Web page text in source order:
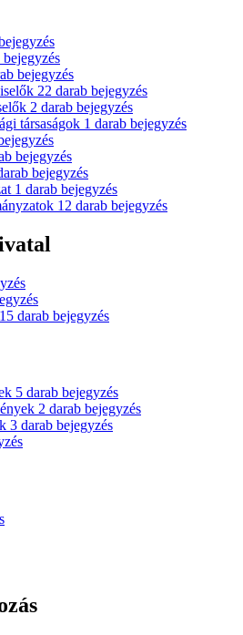
bejegyzés
bejegyzés
22 darab bejegyzés
2 darab bejegyzés
társaságok 1 darab bejegyzés
bejegyzés
bejegyzés
1 darab bejegyzés
12 darab bejegyzés
15 darab bejegyzés
5 darab bejegyzés
2 darab bejegyzés
3 darab bejegyzés